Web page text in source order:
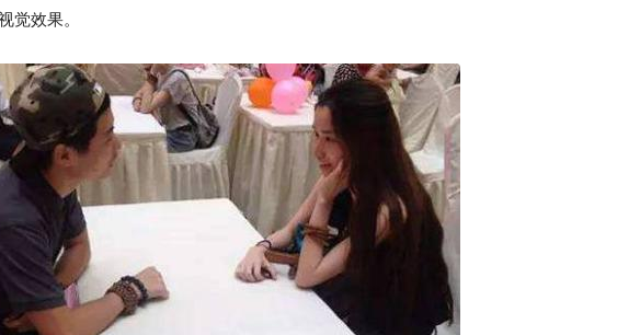
觉效果。